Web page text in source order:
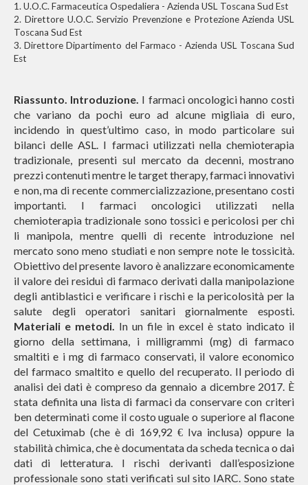
1. U.O.C. Farmaceutica Ospedaliera - Azienda USL Toscana Sud Est
2. Direttore U.O.C. Servizio Prevenzione e Protezione Azienda USL
Toscana Sud Est
3. Direttore Dipartimento del Farmaco - Azienda USL Toscana Sud
Est
Riassunto. Introduzione. I farmaci oncologici hanno costi
che variano da pochi euro ad alcune migliaia di euro,
incidendo in quest’ultimo caso, in modo particolare sui
bilanci delle ASL. I farmaci utilizzati nella chemioterapia
tradizionale, presenti sul mercato da decenni, mostrano
prezzi contenuti mentre le target therapy, farmaci innovativi
e non, ma di recente commercializzazione, presentano costi
importanti. I farmaci oncologici utilizzati nella
chemioterapia tradizionale sono tossici e pericolosi per chi
li manipola, mentre quelli di recente introduzione nel
mercato sono meno studiati e non sempre note le tossicità.
Obiettivo del presente lavoro è analizzare economicamente
il valore dei residui di farmaco derivati dalla manipolazione
degli antiblastici e verificare i rischi e la pericolosità per la
salute degli operatori sanitari giornalmente esposti.
Materiali e metodi. In un file in excel è stato indicato il
giorno della settimana, i milligrammi (mg) di farmaco
smaltiti e i mg di farmaco conservati, il valore economico
del farmaco smaltito e quello del recuperato. Il periodo di
analisi dei dati è compreso da gennaio a dicembre 2017. È
stata definita una lista di farmaci da conservare con criteri
ben determinati come il costo uguale o superiore al flacone
del Cetuximab (che è di 169,92 €Iva inclusa) oppure la
stabilità chimica, che è documentata da scheda tecnica o dai
dati di letteratura. I rischi derivanti dall’esposizione
professionale sono stati verificati sul sito IARC. Sono state